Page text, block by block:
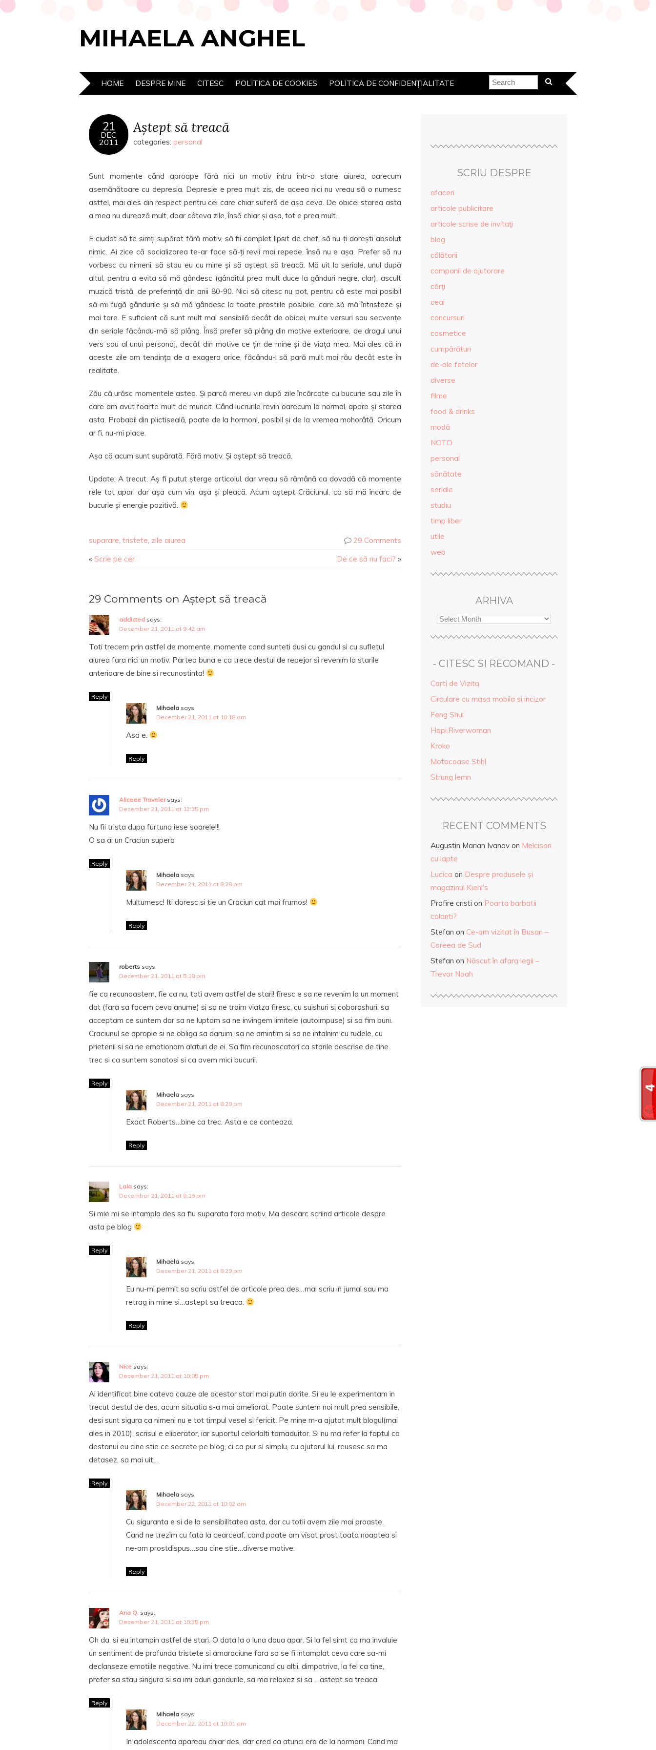
MIHAELA ANGHEL
HOME DESPRE MINE CITESC POLITICA DE COOKIES POLITICA DE CONFIDENȚIALITATE
21
DEC
2011
Aștept să treacă
categories: personal
Sunt momente când aproape fără nici un motiv intru într-o stare aiurea, oarecum
asemănătoare cu depresia. Depresie e prea mult zis, de aceea nici nu vreau să o numesc
astfel, mai ales din respect pentru cei care chiar suferă de așa ceva. De obicei starea asta
a mea nu durează mult, doar câteva zile, însă chiar și așa, tot e prea mult.
E ciudat să te simți supărat fără motiv, să fii complet lipsit de chef, să nu-ți dorești absolut
nimic. Ai zice că socializarea te-ar face să-ți revii mai repede, însă nu e așa. Prefer să nu
vorbesc cu nimeni, să stau eu cu mine și să aștept să treacă. Mă uit la seriale, unul după
altul, pentru a evita să mă gândesc (gânditul prea mult duce la gânduri negre, clar), ascult
muzică tristă, de preferință din anii 80-90. Nici să citesc nu pot, pentru că este mai posibil
să-mi fugă gândurile și să mă gândesc la toate prostiile posibile, care să mă întristeze și
mai tare. E suficient că sunt mult mai sensibilă decât de obicei, multe versuri sau secvențe
din seriale făcându-mă să plâng. Însă prefer să plâng din motive exterioare, de dragul unui
vers sau al unui personaj, decât din motive ce țin de mine și de viața mea. Mai ales că în
aceste zile am tendința de a exagera orice, făcându-l să pară mult mai rău decât este în
realitate.
Zău că urăsc momentele astea. Și parcă mereu vin după zile încărcate cu bucurie sau zile în
care am avut foarte mult de muncit. Când lucrurile revin oarecum la normal, apare și starea
asta. Probabil din plictiseală, poate de la hormoni, posibil și de la vremea mohorâtă. Oricum
ar fi, nu-mi place.
Așa că acum sunt supărată. Fără motiv. Și aștept să treacă.
Update: A trecut. Aș fi putut șterge articolul, dar vreau să rămână ca dovadă că momente
rele tot apar, dar așa cum vin, așa și pleacă. Acum aștept Crăciunul, ca să mă încarc de
bucurie și energie pozitivă.
suparare, tristete, zile aiurea
29 Comments
« Scrie pe cer De ce să nu faci? »
29 Comments on Aștept să treacă
addicted says:
December 21, 2011 at 9:42 am
Toti trecem prin astfel de momente, momente cand sunteti dusi cu gandul si cu sufletul
aiurea fara nici un motiv. Partea buna e ca trece destul de repejor si revenim la starile
anterioare de bine si recunostinta!
Reply
Mihaela says:
December 21, 2011 at 10:18 am
Asa e.
Reply
Aliceee Traveler says:
December 21, 2011 at 12:35 pm
Nu fii trista dupa furtuna iese soarele!!!
O sa ai un Craciun superb
Reply
Mihaela says:
December 21, 2011 at 8:28 pm
Multumesc! Iti doresc si tie un Craciun cat mai frumos!
Reply
roberts says:
December 21, 2011 at 5:18 pm
fie ca recunoastem, fie ca nu, toti avem astfel de stari! firesc e sa ne revenim la un moment
dat (fara sa facem ceva anume) si sa ne traim viatza firesc, cu suishuri si coborashuri, sa
acceptam ce suntem dar sa ne luptam sa ne invingem limitele (autoimpuse) si sa fim buni.
Craciunul se apropie si ne obliga sa daruim, sa ne amintim si sa ne intalnim cu rudele, cu
prietenii si sa ne emotionam alaturi de ei. Sa fim recunoscatori ca starile descrise de tine
trec si ca suntem sanatosi si ca avem mici bucurii.
Reply
Mihaela says:
December 21, 2011 at 8:29 pm
Exact Roberts…bine ca trec. Asta e ce conteaza.
Reply
Lala says:
December 21, 2011 at 8:15 pm
Si mie mi se intampla des sa fiu suparata fara motiv. Ma descarc scriind articole despre
asta pe blog
Reply
Mihaela says:
December 21, 2011 at 8:29 pm
Eu nu-mi permit sa scriu astfel de articole prea des…mai scriu in jurnal sau ma
retrag in mine si…astept sa treaca.
Reply
Nice says:
December 21, 2011 at 10:05 pm
Ai identificat bine cateva cauze ale acestor stari mai putin dorite. Si eu le experimentam in
trecut destul de des, acum situatia s-a mai ameliorat. Poate suntem noi mult prea sensibile,
desi sunt sigura ca nimeni nu e tot timpul vesel si fericit. Pe mine m-a ajutat mult blogul(mai
ales in 2010), scrisul e eliberator, iar suportul celorlalti tamaduitor. Si nu ma refer la faptul ca
destanui eu cine stie ce secrete pe blog, ci ca pur si simplu, cu ajutorul lui, reusesc sa ma
detasez, sa mai uit…
Reply
Mihaela says:
December 22, 2011 at 10:02 am
Cu siguranta e si de la sensibilitatea asta, dar cu totii avem zile mai proaste.
Cand ne trezim cu fata la cearceaf, cand poate am visat prost toata noaptea si
ne-am prostdispus…sau cine stie…diverse motive.
Reply
Ana Q. says:
December 21, 2011 at 10:35 pm
Oh da, si eu intampin astfel de stari. O data la o luna doua apar. Si la fel simt ca ma invaluie
un sentiment de profunda tristete si amaraciune fara sa se fi intamplat ceva care sa-mi
declanseze emotiile negative. Nu imi trece comunicand cu altii, dimpotriva, la fel ca tine,
prefer sa stau singura si sa imi adun gandurile, sa ma relaxez si sa …astept sa treaca.
Reply
Mihaela says:
December 22, 2011 at 10:01 am
In adolescenta apareau chiar des, dar cred ca atunci era de la hormoni. Cand ma
SCRIU DESPRE
afaceri
articole publicitare
articole scrise de invitaţi
blog
călătorii
campanii de ajutorare
cărţi
ceai
concursuri
cosmetice
cumpărături
de-ale fetelor
diverse
filme
food & drinks
modă
NOTD
personal
sănătate
seriale
studiu
timp liber
utile
web
ARHIVA
- CITESC SI RECOMAND -
Carti de Vizita
Circulare cu masa mobila si incizor
Feng Shui
Hapi.Riverwoman
Kroko
Motocoase Stihl
Strung lemn
RECENT COMMENTS
Augustin Marian Ivanov on Melcisori
cu lapte
Lucica on Despre produsele și
magazinul Kiehl’s
Profire cristi on Poarta barbatii
colanti?
Stefan on Ce-am vizitat în Busan –
Coreea de Sud
Stefan on Născut în afara legii –
Trevor Noah